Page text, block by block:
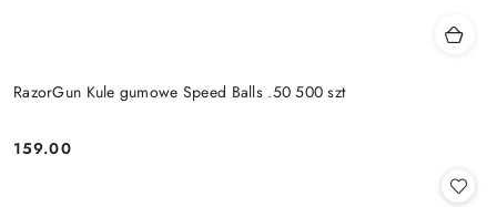
RazorGun Kule gumowe Speed Balls .50 500 szt
Cena:
159.00